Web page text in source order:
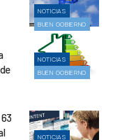
NOTICIAS
BUEN GOBIERNO
NOTICIAS
BUEN GOBIERNO
NOTICIAS